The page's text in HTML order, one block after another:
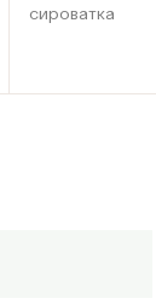
сироватка